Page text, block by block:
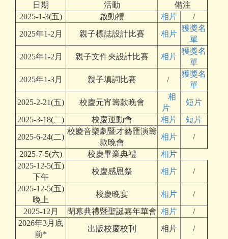
校友會
日期 活動
備注
2025-1-3(五)
啟動禮 相片
/
2025年1-2月
親子標誌設計比賽 相片
獲獎名
單
2025年1-2月
親子文件夾設計比賽 相片
獲獎名
單
2025年1-3月
親子填詞比賽 /
獲獎名
單
2025-2-21(五)
校慶元宵籌款晚會
相
片
短片
2025-3-18(二)
校慶運動會 相片
短片
2025-6-24(二)
校慶音樂劇暨才藝匯演籌
款晚會
相片
/
2025-7-5(六)
校慶畢業典禮
相片
2025-12-5(五)
下午
校慶感恩祭 相片
/
2025-12-5(五)
晚上
校慶晚宴 相片
/
2025-12月
閉幕典禮暨聖誕嘉年華會 相片
/
2026年3月底
前*
出版校慶校刊 相片 /